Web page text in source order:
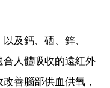
及鈣、硒、鋅、
人體吸收的遠紅外
善腦部供血供氧，